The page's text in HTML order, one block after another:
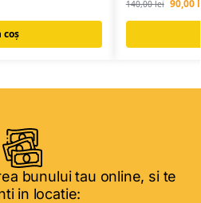
coș
140,00lei 90,00
bunului tau online, si te
in locatie: